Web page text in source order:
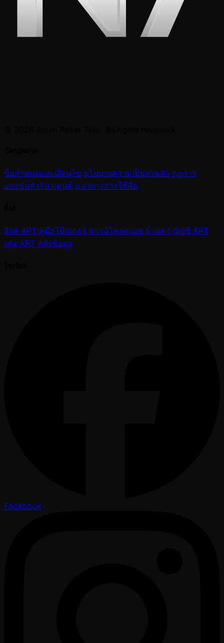
ข้อกำหนดและเงื่อนไข นโยบายความเป็นส่วนตัว กฎการ
แข่งขันทัวร์นาเมนต์ แนวทางการใช้สื่อ
ลิงค์ APT คู่มือโป๊กเกอร์ ดาวน์โหลดแอป ร้านค้า บัญชี APT
เล่น APT คลังข้อมูล
Facebook